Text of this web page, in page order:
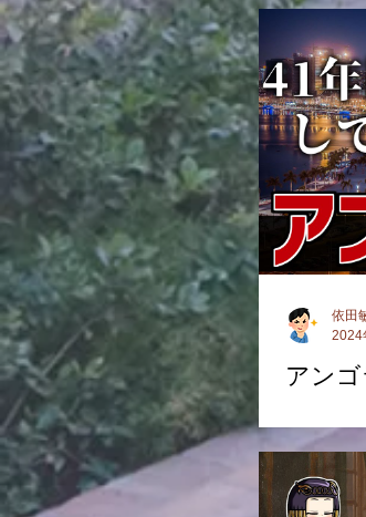
アン
依田
2024